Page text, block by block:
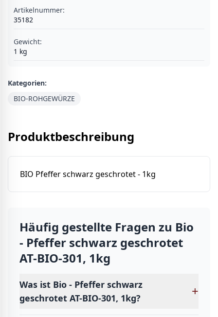
Artikelnummer:
35182
Gewicht:
1 kg
Kategorien:
BIO-ROHGEWÜRZE
Produktbeschreibung
BIO Pfeffer schwarz geschrotet - 1kg
Häufig gestellte Fragen zu Bio
- Pfeffer schwarz geschrotet
AT-BIO-301, 1kg
Was ist Bio - Pfeffer schwarz
geschrotet AT-BIO-301, 1kg?
+